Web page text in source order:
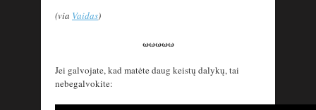
(via Vaidas)
ωωωωω
Jei galvojate, kad matėte daug keistų dalykų, tai
nebegalvokite: